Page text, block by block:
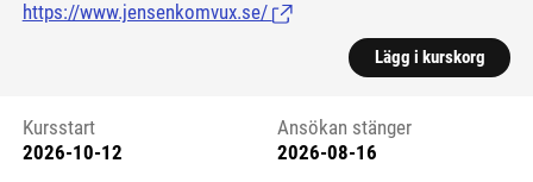
https://www.jensenkomvux.se/ (Länk till extern sida.)
Lägg i kurskorg
Kursstart 6083521
Kursstart
2026-10-12
Ansökan stänger
2026-08-16